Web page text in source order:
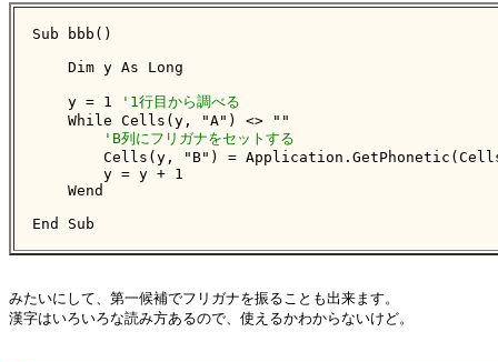
Sub bbb()
    Dim y As Long
    y = 1
'1行目から調べる
    While Cells(y, "A") <> ""
'B列にフリガナをセットする
Cells(y, "B") =
        y = y + 1
    Wend
End Sub
みたいにして、第一候補でフリガナを振ることも出来ます。
漢字はいろいろな読み方あるので、使えるかわからないけど。